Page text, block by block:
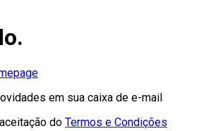
em sua caixa de e-mail
do Termos e Condições